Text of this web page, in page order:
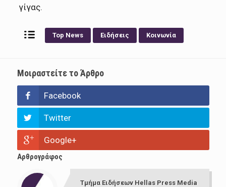
γίγας.
Top News Ειδήσεις Κοινωνία
Μοιραστείτε το Άρθρο
Facebook
Twitter
Google+
Αρθρογράφος
Τμήμα Ειδήσεων Hellas Press Media